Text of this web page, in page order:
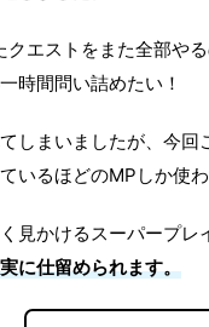
クエストをまた全部や
時間問い詰めたい！
しまいましたが、今
いるほどのMPしか使
見かけるスーパープレ
に仕留められます。